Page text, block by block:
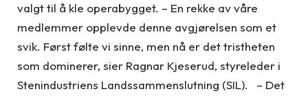
valgt til å kle operabygget. – En rekke av våre
medlemmer opplevde denne avgjørelsen som et
svik. Først følte vi sinne, men nå er det tristheten
som dominerer, sier Ragnar Kjeserud, styreleder i
Stenindustriens Landssammenslutning (SIL). – Det